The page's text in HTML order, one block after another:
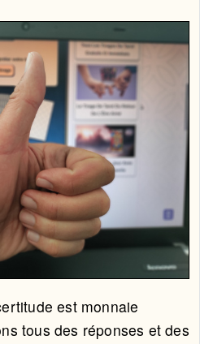
est monnaie
tous des réponses et des